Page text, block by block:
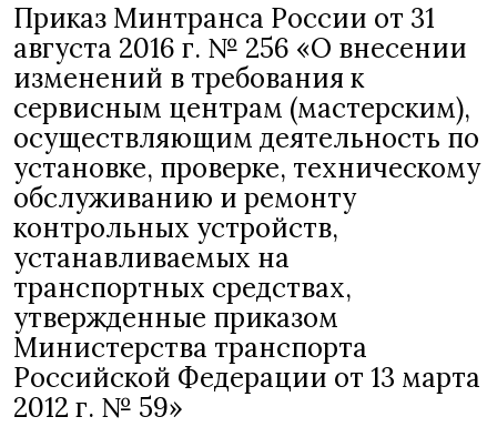
Приказ Минтранса России от 31
августа 2016 г. № 256 «О внесении
изменений в требования к
сервисным центрам (мастерским),
осуществляющим деятельность по
установке, проверке, техническому
обслуживанию и ремонту
контрольных устройств,
устанавливаемых на
транспортных средствах,
утвержденные приказом
Министерства транспорта
Российской Федерации от 13 марта
2012 г. № 59»